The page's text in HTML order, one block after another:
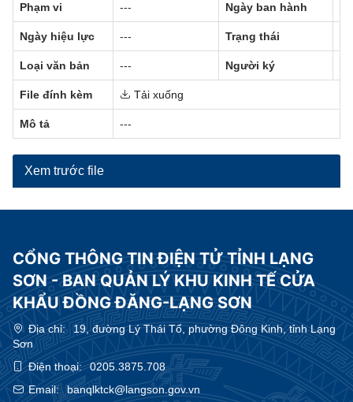
Phạm vi --- Ngày ban hành
Ngày hiệu lực --- Trạng thái
Loại văn bản --- Người ký
File đính kèm Tải xuống
Mô tả ---
Xem trước file
CỔNG THÔNG TIN ĐIỆN TỬ TỈNH LẠNG
SƠN - BAN QUẢN LÝ KHU KINH TẾ CỬA
KHẨU ĐỒNG ĐĂNG-LẠNG SƠN
Địa chỉ:
19, đường Lý Thái Tổ, phường Đông Kinh, tỉnh Lạng
Sơn
Điện thoại:
0205.3875.708
Email:
banqlktck@langson.gov.vn